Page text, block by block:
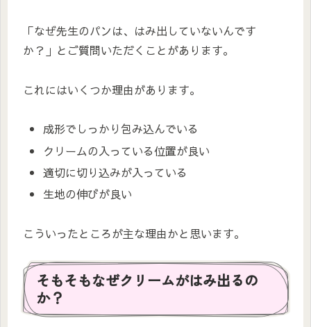
「なぜ先生のパンは、はみ出していないんです
か？」とご質問いただくことがあります。
これにはいくつか理由があります。
成形でしっかり包み込んでいる
クリームの入っている位置が良い
適切に切り込みが入っている
生地の伸びが良い
こういったところが主な理由かと思います。
そもそもなぜクリームがはみ出るの
か？